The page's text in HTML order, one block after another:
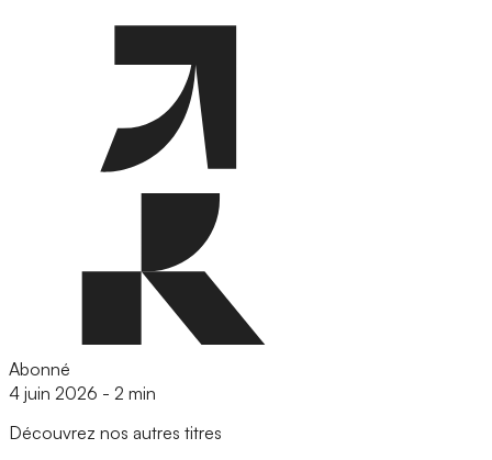
Abonné
4 juin 2026 - 2 min
Découvrez nos autres titres